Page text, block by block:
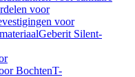
voor
voor
Geberit Silent-
BochtenT-